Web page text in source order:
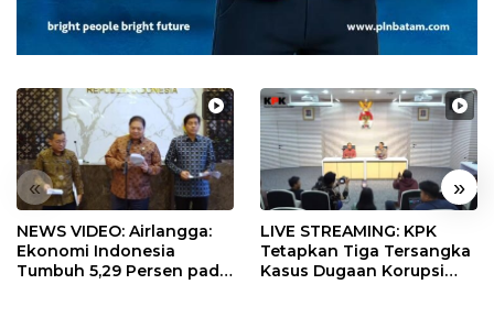
« »
NEWS VIDEO: Airlangga:
Ekonomi Indonesia
Tumbuh 5,29 Persen pada
LIVE STREAMING: KPK
Tetapkan Tiga Tersangka
Kasus Dugaan Korupsi